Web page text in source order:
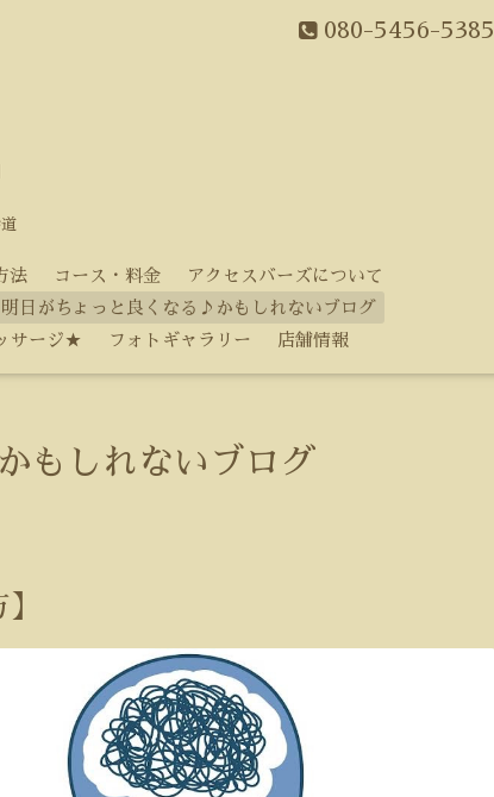
080-5456-5385
法 コース・料金
アクセスバーズについて
日がちょっと良くなる♪かもしれないブログ
サージ★ フォトギャラリー 店舗情報
もしれないブログ